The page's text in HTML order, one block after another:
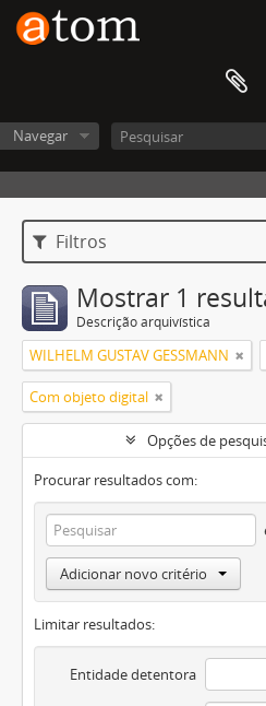
Navegar
Filtros
Mostrar 1
Descrição arquivística
WILHELM GUSTAV GESSMANN
Com objeto digital
Opções de
Procurar resultados com:
Adicionar novo critério
Limitar resultados:
Entidade detentora